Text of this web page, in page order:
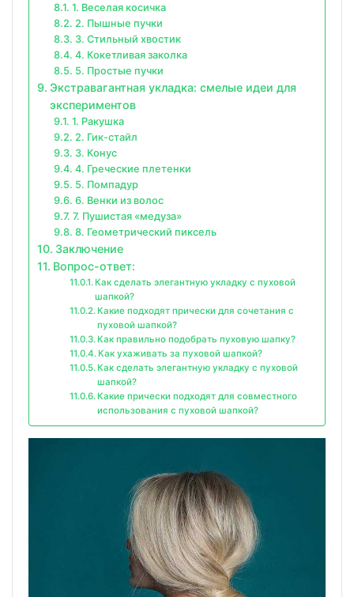
1. Веселая косичка
2. Пышные пучки
3. Стильный хвостик
4. Кокетливая заколка
5. Простые пучки
Экстравагантная укладка: смелые идеи для
экспериментов
1. Ракушка
2. Гик-стайл
3. Конус
4. Греческие плетенки
5. Помпадур
6. Венки из волос
7. Пушистая «медуза»
8. Геометрический пиксель
Заключение
Вопрос-ответ:
Как сделать элегантную укладку с пуховой
шапкой?
Какие подходят прически для сочетания с
пуховой шапкой?
Как правильно подобрать пуховую шапку?
Как ухаживать за пуховой шапкой?
Как сделать элегантную укладку с пуховой
шапкой?
Какие прически подходят для совместного
использования с пуховой шапкой?